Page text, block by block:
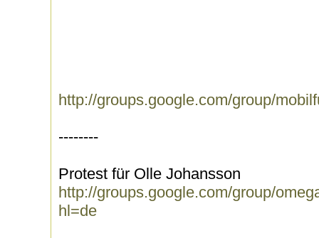
http://groups.google.com/group/
--------
Protest für Olle Johansson
http://groups.google.com/group/
hl=de